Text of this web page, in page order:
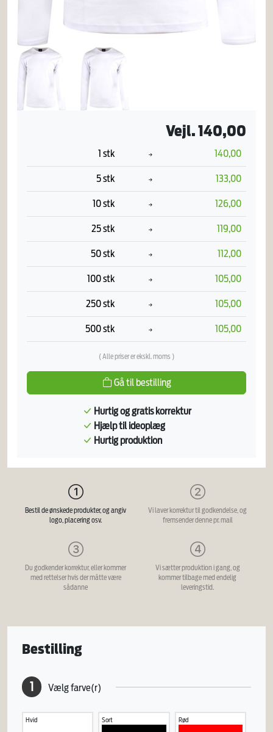
Vejl. 140,00
1 stk 140,00
5 stk 133,00
10 stk 126,00
25 stk 119,00
50 stk 112,00
100 stk 105,00
250 stk 105,00
500 stk 105,00
( Alle priser er ekskl. moms )
Gå til bestilling
Hurtig og gratis korrektur
Hjælp til ideoplæg
Hurtig produktion
Bestil de ønskede produkter, og angiv
logo, placering osv.
Vi laver korrektur til godkendelse, og
fremsender denne pr. mail
Du godkender korrektur, eller kommer
med rettelser hvis der måtte være
sådanne
Vi sætter produktion i gang, og
kommer tilbage med endelig
leveringstid.
Bestilling
1 Vælg farve(r)
Hvid Sort Rød